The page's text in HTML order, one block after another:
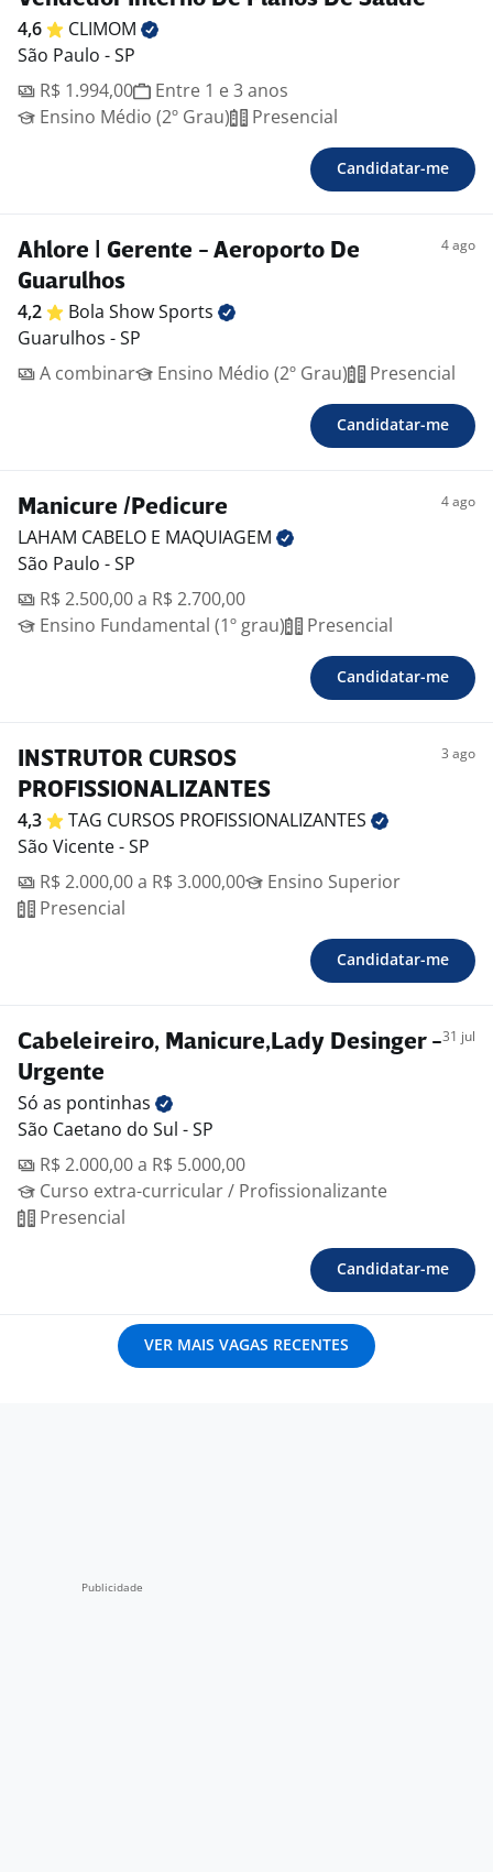
4,6
CLIMOM
São Paulo - SP
R$ 1.994,00
Entre 1 e 3 anos
Ensino Médio (2º Grau)
Presencial
Candidatar-me
Ahlore | Gerente - Aeroporto De
Guarulhos
4 ago
4,2 Bola ShowSports
Guarulhos - SP
A combinar
Ensino Médio (2º Grau) Presencial
Candidatar-me
Manicure /Pedicure 4 ago
LAHAM CABELO E MAQUIAGEM
São Paulo - SP
R$ 2.500,00 a R$ 2.700,00
Ensino Fundamental (1º grau)
Presencial
Candidatar-me
INSTRUTOR CURSOS
PROFISSIONALIZANTES
3 ago
4,3 TAG CURSOS PROFISSIONALIZANTES
São Vicente - SP
R$ 2.000,00 a R$ 3.000,00
Ensino Superior
Presencial
Candidatar-me
Cabeleireiro, Manicure,Lady Desinger -
Urgente
31 jul
Só as pontinhas
São Caetano do Sul - SP
R$ 2.000,00 a R$ 5.000,00
Curso extra-curricular / Profissionalizante
Presencial
Candidatar-me
VER MAIS VAGAS RECENTES